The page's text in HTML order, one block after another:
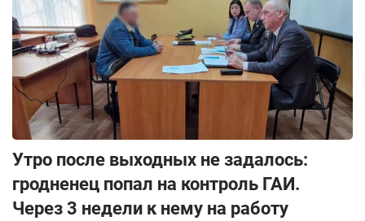
Утро после выходных не задалось:
гродненец попал на контроль ГАИ.
Через 3 недели к нему на работу